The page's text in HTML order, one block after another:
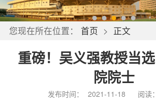
您现在所在位置： 首页 > 正文
重磅！吴义强教授当
院院士
发布时间： 2021-11-18 阅读：